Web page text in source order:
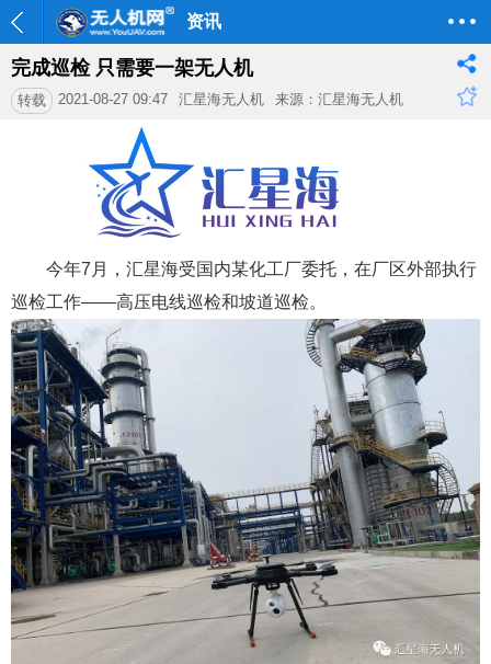
资讯
完成巡检 只需要一架无人机
转载 2021-08-27 09:47 汇星海无人机 来源：汇星海无人机
今年7月，汇星海受国内某化工厂委托，在厂区外部执行
巡检工作——高压电线巡检和坡道巡检。